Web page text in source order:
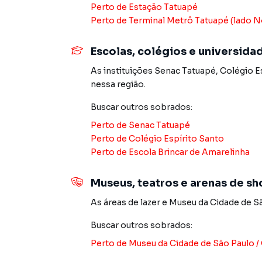
construção ou lançamentos na planta em
encontra milhares de ofertas para encontrar
Brito você consegue comprar ou alugar um
a praticidade de fazer tudo online, direto do
inovadoras para simplificar a relação de
Anuncie seu imóvel! É fácil, rápido e gratuito!
imóveis em diversas cidades do Brasil,
imobiliárias tradicionais. Já vendemos e
Tatuapé. Isso porque temos uma equipe de
específicas para São Paulo, o que aumenta
um time de programadores, corretores
atender proprietários e inquilinos.
Perto de Estação Tatuapé
Perto de Terminal Metrô Tatuapé (lado
Escolas, colégios e
As instituições Senac Tatuapé, Colégio
nessa região.
Buscar outros sobrados:
Perto de Senac Tatuapé
Perto de Colégio Espírito Santo
Perto de Escola Brincar de Amarelinha
Museus, teatros e arenas de
As áreas de lazere Museu da Cidade de
Buscar outros sobrados:
Perto de Museu da Cidade de São Paulo